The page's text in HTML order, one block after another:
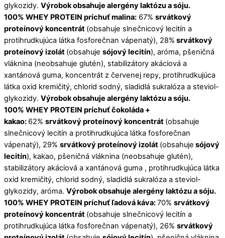
glykozidy. Výrobok obsahuje alergény laktózu a sóju.
100% WHEY PROTEIN príchuť malina: 67% srvátkový
proteínový koncentrát (obsahuje slnečnicový lecitín a
protihrudkujúca látka fosforečnan vápenatý), 28% srvátkový
proteínový izolát (obsahuje sójový lecitín), aróma, pšeničná
vláknina (neobsahuje glutén), stabilizátory akáciová a
xantánová guma, koncentrát z červenej repy, protihrudkujúca
látka oxid kremičitý, chlorid sodný, sladidlá sukralóza a steviol-
glykozidy. Výrobok obsahuje alergény laktózu a sóju.
100% WHEY PROTEIN príchuť čokoláda +
kakao: 62% srvátkový proteínový koncentrát (obsahuje
slnečnicový lecitín a protihrudkujúca látka fosforečnan
vápenatý), 29% srvátkový proteínový izolát (obsahuje sójový
lecitín), kakao, pšeničná vláknina (neobsahuje glutén),
stabilizátory akáciová a xantánová guma , protihrudkujúca látka
oxid kremičitý, chlorid sodný, sladidlá sukralóza a steviol-
glykozidy, aróma. Výrobok obsahuje alergény laktózu a sóju.
100% WHEY PROTEIN príchuť ľadová káva:70% srvátkový
proteínový koncentrát (obsahuje slnečnicový lecitín a
protihrudkujúca látka fosforečnan vápenatý), 26% srvátkový